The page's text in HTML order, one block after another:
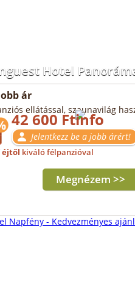
Hotel
ár
ellátással, szaunavilág
42 600 Ft
Jelentkezz be a jobb árért!
éjtől kiváló félpanzióval
Megnézem >>